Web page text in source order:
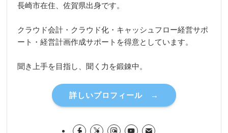
長崎市在住、佐賀県出身です。
クラウド会計・クラウド化・キャッシュフロー経営サポ
ート・経営計画作成サポートを得意としています。
聞き上手を目指し、聞く力を鍛錬中。
詳しいプロフィール →